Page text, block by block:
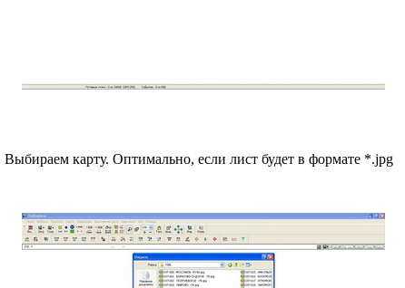
Выбираем карту. Оптимально, если лист будет в формате *.jpg